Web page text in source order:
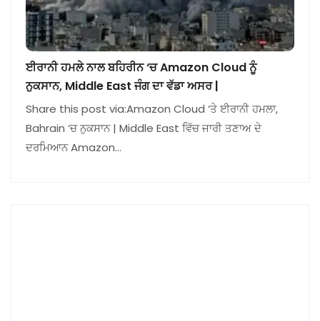
ਈਰਾਨੀ ਹਮਲੇ ਨਾਲ ਬਹਿਰੀਨ ‘ਚ Amazon Cloud ਨੂੰ
ਨੁਕਸਾਨ, Middle East ਜੰਗ ਦਾ ਵੱਡਾ ਅਸਰ |
Share this post via:Amazon Cloud ‘ਤੇ ਈਰਾਨੀ ਹਮਲਾ,
Bahrain ‘ਚ ਨੁਕਸਾਨ | Middle East ਵਿੱਚ ਜਾਰੀ ਤਣਾਅ ਦੇ
ਦਰਮਿਆਨ Amazon…